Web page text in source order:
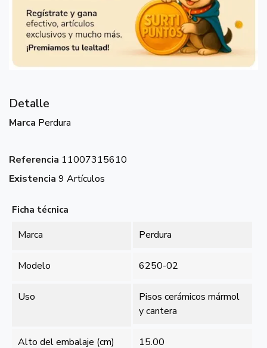
Detalle
Marca Perdura
Referencia 11007315610
Existencia 9 Artículos
Ficha técnica
Marca Perdura
Modelo 6250-02
Uso
Pisos cerámicos mármol
y cantera
Alto del embalaje (cm) 15.00